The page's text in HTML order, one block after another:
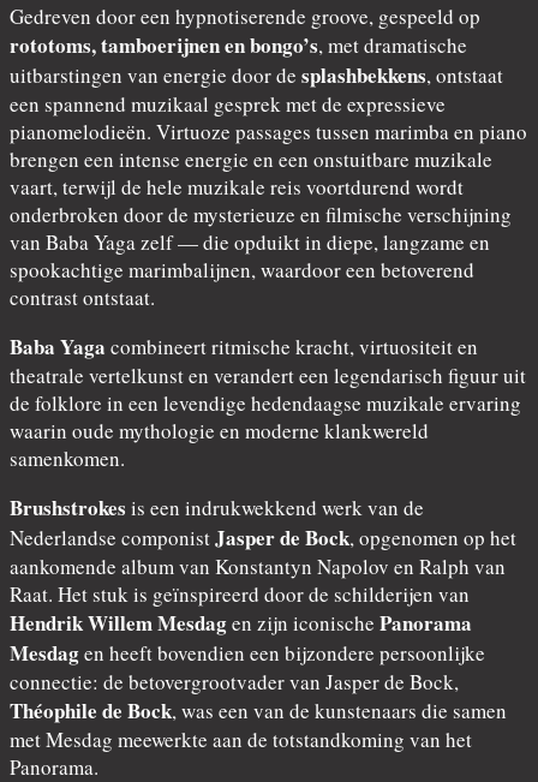
Gedreven door een hypnotiserende groove, gespeeld op
rototoms, tamboerijnen en bongo’s, met dramatische
uitbarstingen van energie door de splashbekkens, ontstaat
een spannend muzikaal gesprek met de expressieve
pianomelodieën. Virtuoze passages tussen marimba en piano
brengen een intense energie en een onstuitbare muzikale
vaart, terwijl de hele muzikale reis voortdurend wordt
onderbroken door de mysterieuze en filmische verschijning
van Baba Yaga zelf — die opduikt in diepe, langzame en
spookachtige marimbalijnen, waardoor een betoverend
contrast ontstaat.
Baba Yaga combineert ritmische kracht, virtuositeit en
theatrale vertelkunst en verandert een legendarisch figuur uit
de folklore in een levendige hedendaagse muzikale ervaring
waarin oude mythologie en moderne klankwereld
samenkomen.
Brushstrokes is een indrukwekkend werk van de
Nederlandse componistJasper de Bock, opgenomen op het
aankomende album van Konstantyn Napolov en Ralph van
Raat. Het stuk is geïnspireerd door de schilderijen van
Hendrik Willem Mesdagen zijn iconische Panorama
Mesdagen heeft bovendien een bijzondere persoonlijke
connectie: de betovergrootvader van Jasper de Bock,
Théophile de Bock, was een van de kunstenaars die samen
met Mesdag meewerkte aan de totstandkoming van het
Panorama.